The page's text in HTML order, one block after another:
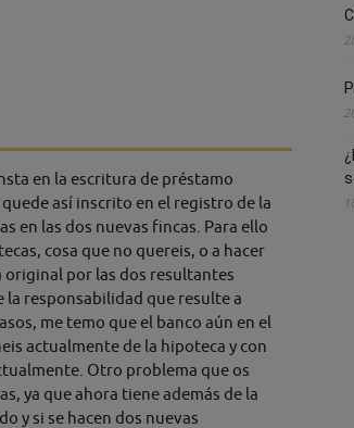
en la escritura de préstamo
así inscrito en el registro de la
en las dos nuevas fincas. Para ello
cosa que no quereis, o a hacer
original por las dos resultantes
la responsabilidad que resulte a
me temo que el banco aún en el
actualmente de la hipoteca y con
Otro problema que os
ya que ahora tiene además de la
y si se hacen dos nuevas